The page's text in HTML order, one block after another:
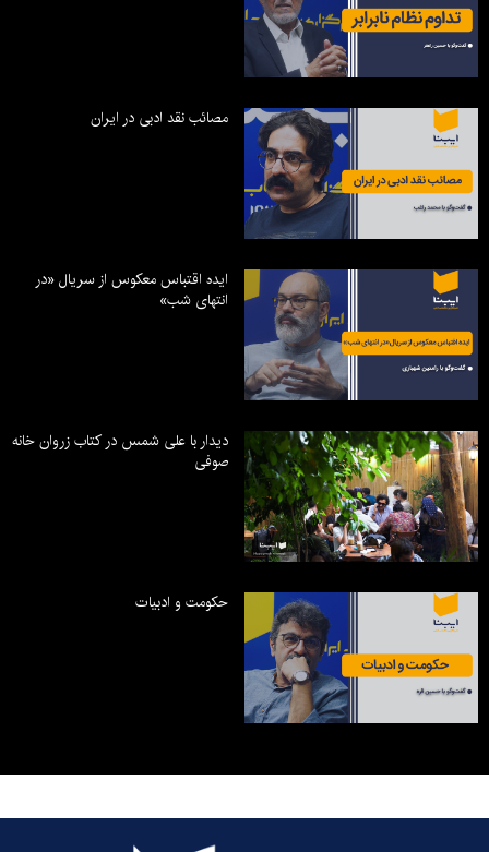
مصائب نقد ادبی در ایران
ایده اقتباس معکوس از سریال «در
انتهای شب»
دیدار با علی شمس در کتاب زروان خانه
صوفی
حکومت و ادبیات